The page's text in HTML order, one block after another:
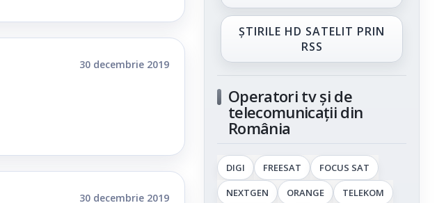
30 decembrie 2019
30 decembrie 2019
ȘTIRILE HD SATELIT PRIN
RSS
Operatori tv și de
telecomunicații din
România
DIGI FREESAT
FOCUS SAT
NEXTGEN
ORANGE
TELEKOM